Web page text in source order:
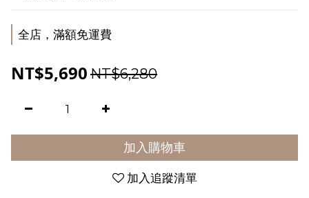
全店，滿額免運費
NT$5,690 NT$6,280
加入購物車
加入追蹤清單